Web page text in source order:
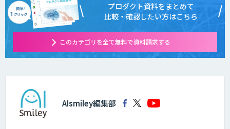
プロダクト資料をまとめて
比較・確認したい方はこちら
このカテゴリを全て無料で資料請求する
AIsmiley編集部